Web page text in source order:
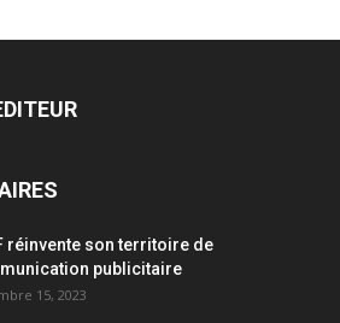
réinvente son territoire de
publicitaire
15, 2023